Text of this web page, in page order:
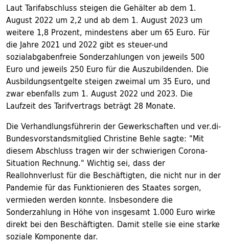
Laut Tarifabschluss steigen die Gehälter ab dem 1.
August 2022 um 2,2 und ab dem 1. August 2023 um
weitere 1,8 Prozent, mindestens aber um 65 Euro. Für
die Jahre 2021 und 2022 gibt es steuer-und
sozialabgabenfreie Sonderzahlungen von jeweils 500
Euro und jeweils 250 Euro für die Auszubildenden. Die
Ausbildungsentgelte steigen zweimal um 35 Euro, und
zwar ebenfalls zum 1. August 2022 und 2023. Die
Laufzeit des Tarifvertrags beträgt 28 Monate.
Die Verhandlungsführerin der Gewerkschaften und ver.di-
Bundesvorstandsmitglied Christine Behle sagte: "Mit
diesem Abschluss tragen wir der schwierigen Corona-
Situation Rechnung." Wichtig sei, dass der
Reallohnverlust für die Beschäftigten, die nicht nur in der
Pandemie für das Funktionieren des Staates sorgen,
vermieden werden konnte. Insbesondere die
Sonderzahlung in Höhe von insgesamt 1.000 Euro wirke
direkt bei den Beschäftigten. Damit stelle sie eine starke
soziale Komponente dar.